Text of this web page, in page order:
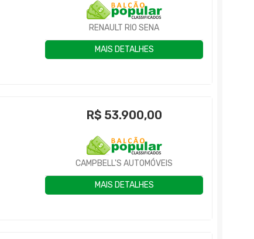
RENAULT RIO SENA
MAIS DETALHES
R$ 53.900,00
CAMPBELL'S AUTOMÓVEIS
MAIS DETALHES